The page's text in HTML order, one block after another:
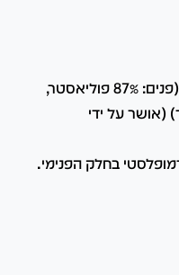
תערובת פוליאסטר עם גימור WR (פנים: 87% פוליאסטר,
פוליאסטר) (אושר על ידי
בחלק הפנימי.